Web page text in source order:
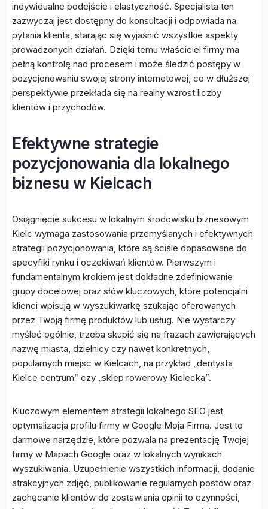
indywidualne podejście i elastyczność. Specjalista ten
zazwyczaj jest dostępny do konsultacji i odpowiada na
pytania klienta, starając się wyjaśnić wszystkie aspekty
prowadzonych działań. Dzięki temu właściciel firmy ma
pełną kontrolę nad procesem i może śledzić postępy w
pozycjonowaniu swojej strony internetowej, co w dłuższej
perspektywie przekłada się na realny wzrost liczby
klientów i przychodów.
Efektywne strategie
pozycjonowania dla lokalnego
biznesu w Kielcach
Osiągnięcie sukcesu w lokalnym środowisku biznesowym
Kielc wymaga zastosowania przemyślanych i efektywnych
strategii pozycjonowania, które są ściśle dopasowane do
specyfiki rynku i oczekiwań klientów. Pierwszym i
fundamentalnym krokiem jest dokładne zdefiniowanie
grupy docelowej oraz słów kluczowych, które potencjalni
klienci wpisują w wyszukiwarkę szukając oferowanych
przez Twoją firmę produktów lub usług. Nie wystarczy
myśleć ogólnie, trzeba skupić się na frazach zawierających
nazwę miasta, dzielnicy czy nawet konkretnych,
popularnych miejsc w Kielcach, na przykład „dentysta
Kielce centrum” czy „sklep rowerowy Kielecka”.
Kluczowym elementem strategii lokalnego SEO jest
optymalizacja profilu firmy w Google Moja Firma. Jest to
darmowe narzędzie, które pozwala na prezentację Twojej
firmy w Mapach Google oraz w lokalnych wynikach
wyszukiwania. Uzupełnienie wszystkich informacji, dodanie
atrakcyjnych zdjęć, publikowanie regularnych postów oraz
zachęcanie klientów do zostawiania opinii to czynności,